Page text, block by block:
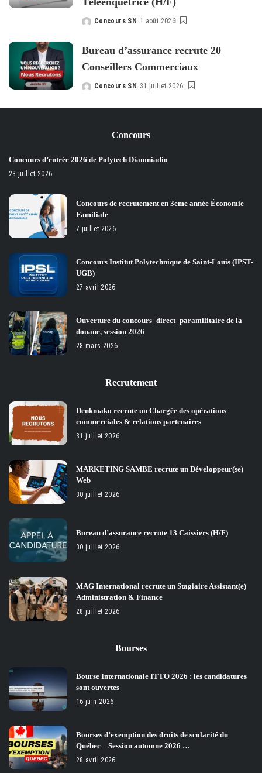
Posted
Concours SN 1 août 2026
Bureau d’assurance recrute 20
Conseillers Commerciaux
Posted
Concours SN 31 juillet 2026
Concours
Concours d’entrée 2026 de Polytech Diamniadio
23 juillet 2026
Concours de recrutement en 3eme année Économie
Familiale
7 juillet 2026
Concours Institut Polytechnique de Saint-Louis (IPST-
UGB)
27 avril 2026
Ouverture du concours_direct_paramilitaire de la
douane, session 2026
28 mars 2026
Recrutement
Denkmako recrute un Chargée des opérations
commerciales & relations partenaires
31 juillet 2026
MARKETING SAMBE recrute un Développeur(se)
Web
30 juillet 2026
Bureau d’assurance recrute 13 Caissiers (H/F)
30 juillet 2026
MAG International recrute un Stagiaire Assistant(e)
Administration & Finance
28 juillet 2026
Bourses
Bourse Internationale ITTO 2026 : les candidatures
sont ouvertes
16 juin 2026
Bourses d’exemption des droits de scolarité du
Québec – Session automne 2026 …
28 avril 2026